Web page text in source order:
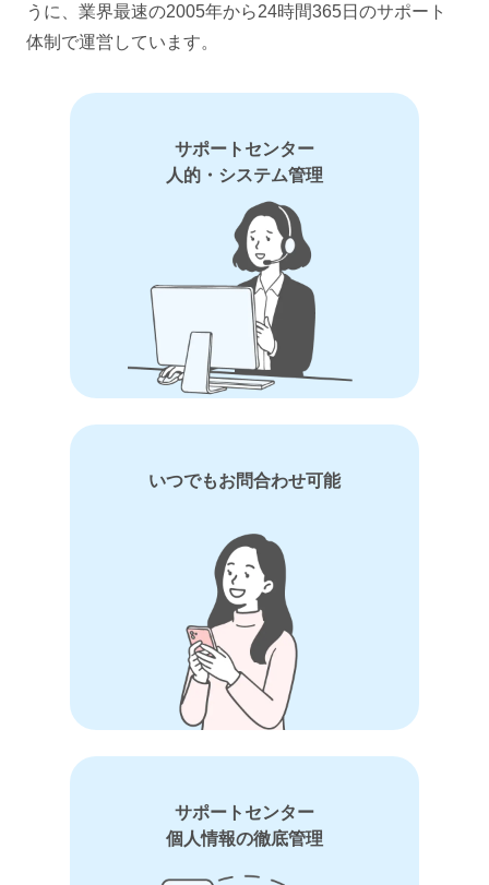
うに、 業界最速の2005年から24時間365日のサポート
体制で運営しています。
サポートセンター
人的・システム管理
いつでもお問合わせ可能
サポートセンター
個人情報の徹底管理